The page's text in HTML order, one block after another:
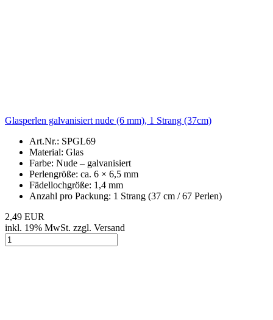
Glasperlen galvanisiert nude (6 mm), 1 Strang (37cm)
Art.Nr.: SPGL69
Material: Glas
Farbe: Nude – galvanisiert
Perlengröße: ca. 6 × 6,5 mm
Fädellochgröße: 1,4 mm
Anzahl pro Packung: 1 Strang (37 cm / 67 Perlen)
2,49 EUR
inkl. 19% MwSt. zzgl. Versand